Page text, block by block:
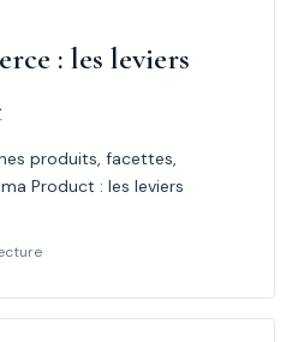
: les leviers
produits, facettes,
Product : les leviers